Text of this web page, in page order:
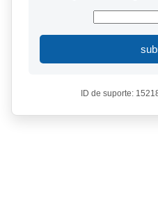
ID de suporte: